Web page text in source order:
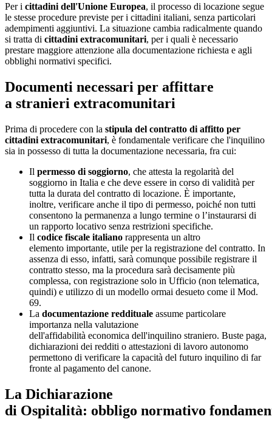
Per i cittadini dell'Unione Europea, il processo di locazione segue
le stesse procedure previste per i cittadini italiani, senza particolari
adempimenti aggiuntivi. La situazione cambia radicalmente quando
si tratta di cittadini extracomunitari, per i quali è necessario
prestare maggiore attenzione alla documentazione richiesta e agli
obblighi normativi specifici.
Documenti necessari per affittare
a stranieri extracomunitari
Prima di procedere con la stipula del contratto di affitto per
cittadini extracomunitari, è fondamentale verificare che l'inquilino
sia in possesso di tutta la documentazione necessaria, fra cui:
Il permesso di soggiorno, che attesta la regolarità del
soggiorno in Italia e che deve essere in corso di validità per
tutta la durata del contratto di locazione. È importante,
inoltre, verificare anche il tipo di permesso, poiché non tutti
consentono la permanenza a lungo termine o l’instaurarsi di
un rapporto locativo senza restrizioni specifiche.
Il codice fiscale italiano rappresenta un altro
elemento importante, utile per la registrazione del contratto. In
assenza di esso, infatti, sarà comunque possibile registrare il
contratto stesso, ma la procedura sarà decisamente più
complessa, con registrazione solo in Ufficio (non telematica,
quindi) e utilizzo di un modello ormai desueto come il Mod.
69.
La documentazione reddituale assume particolare
importanza nella valutazione
dell'affidabilità economica dell'inquilino straniero. Buste paga,
dichiarazioni dei redditi o attestazioni di lavoro autonomo
permettono di verificare la capacità del futuro inquilino di far
fronte al pagamento del canone.
La Dichiarazione
di Ospitalità: obbligo normativo